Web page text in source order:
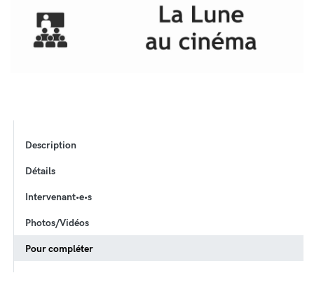
Description
Détails
Intervenant•e•s
Photos/Vidéos
Pour compléter